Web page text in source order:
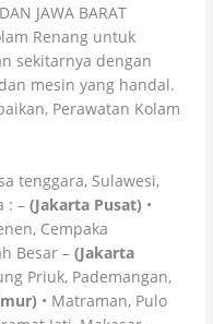
JAWA BARAT
Renang untuk
sekitarnya dengan
mesin yang handal.
Perawatan Kolam
tenggara, Sulawesi,
: –(Jakarta Pusat) •
Cempaka
Besar –(Jakarta
Priuk, Pademangan,
• Matraman, Pulo